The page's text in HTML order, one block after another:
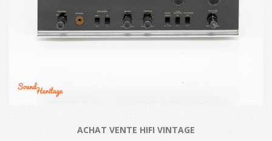
ACHAT VENTE HIFI VINTAGE